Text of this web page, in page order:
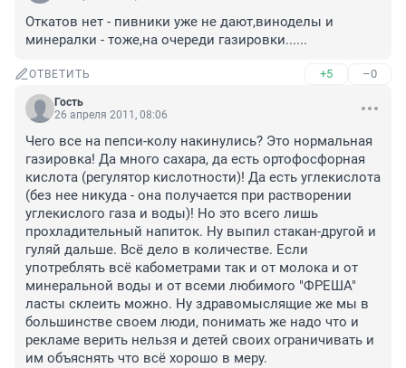
Откатов нет - пивники уже не дают,виноделы и
минералки - тоже,на очереди газировки......
ОТВЕТИТЬ +5 –0
Гость
26 апреля 2011, 08:06
Чего все на пепси-колу накинулись? Это нормальная
газировка! Да много сахара, да есть ортофосфорная
кислота (регулятор кислотности)! Да есть углекислота
(без нее никуда - она получается при растворении
углекислого газа и воды)! Но это всего лишь
прохладительный напиток. Ну выпил стакан-другой и
гуляй дальше. Всё дело в количестве. Если
употреблять всё кабометрами так и от молока и от
минеральной воды и от всеми любимого "ФРЕША"
ласты склеить можно. Ну здравомыслящие же мы в
большинстве своем люди, понимать же надо что и
рекламе верить нельзя и детей своих ограничивать и
им объяснять что всё хорошо в меру.